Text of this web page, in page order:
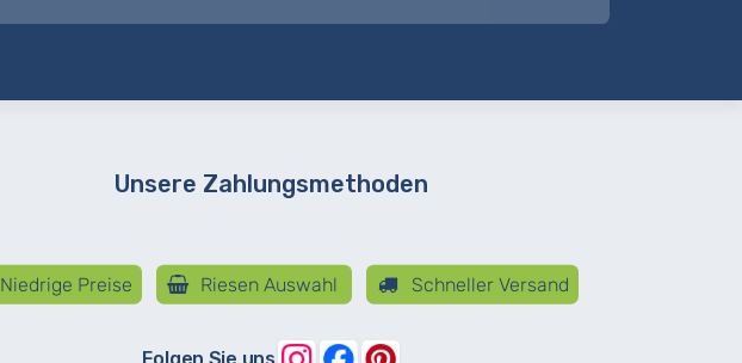
Unsere Zahlungsmethoden
Niedrige Preise Riesen Auswahl Schneller Versand